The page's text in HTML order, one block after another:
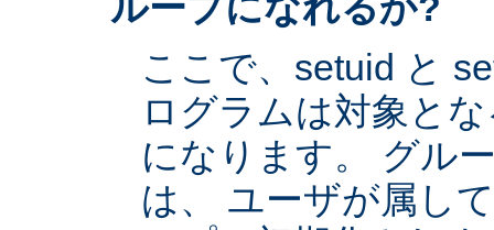
ここで、setuid と
ログラムは対象と
になります。 グル
は、 ユーザが属し